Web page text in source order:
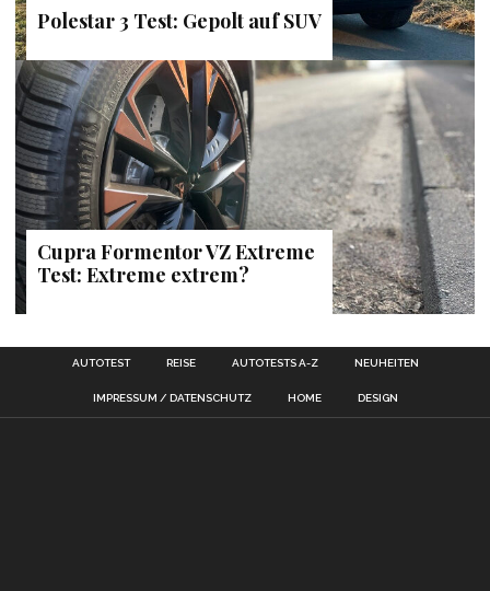
Polestar 3 Test: Gepolt auf SUV
Cupra Formentor VZ Extreme
Test: Extreme extrem?
AUTOTEST REISE AUTOTESTS A-Z NEUHEITEN
IMPRESSUM / DATENSCHUTZ HOME DESIGN